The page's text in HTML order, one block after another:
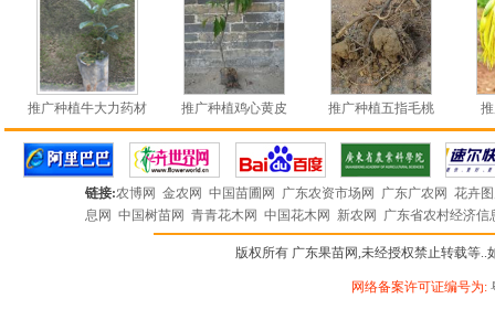
推广种植牛大力药材 推广种植鸡心黄皮 推广种植五指毛桃
链接:农博网 金农网 中国苗圃网 广东农资市场网 广东广农网 花卉
息网 中国树苗网 青青花木网 中国花木网 新农网 广东省农村经济
版权所有 广东果苗网,未经授权禁止转载等..
网络备案许可证编号为: